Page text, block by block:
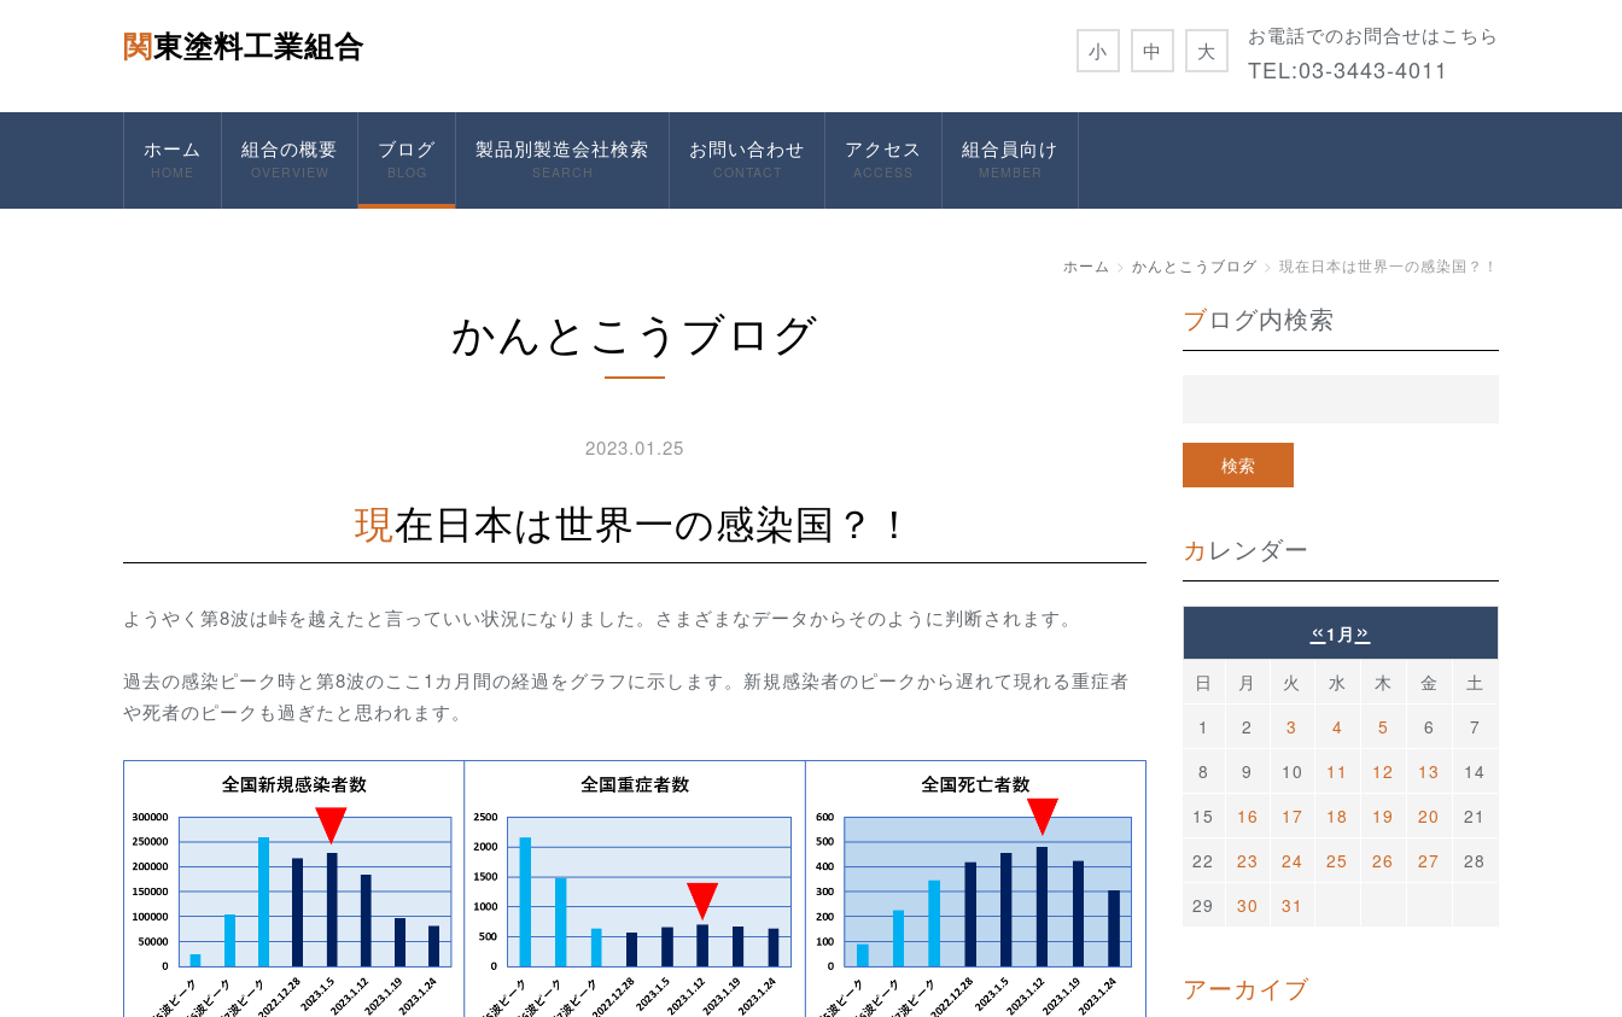
関東塗料工業組合 お電話でのお問合せはこちら
TEL:03-3443-4011
小 中 大
ホーム
HOME
組合の概要
OVERVIEW
ブログ
BLOG
製品別製造会社検索
SEARCH
お問い合わせ
CONTACT
アクセス
ACCESS
組合員向け
MEMBER
ホーム かんとこうブログ 現在日本は世界一の感染国？！
かんとこうブログ
2023.01.25
現在日本は世界一の感染国？！
ようやく第8波は峠を越えたと言っていい状況になりました。さまざまなデータからそのように判断されます。
過去の感染ピーク時と第8波のここ1カ月間の経過をグラフに示します。新規感染者のピークから遅れて現れる重症者
や死者のピークも過ぎたと思われます。
ブログ内検索
カレンダー
« 1月 »
日 月 火 水 木 金
土
1
2 3 4 5 6
7
8
9 10 11 12 13
14
15
16 17 18 19 20
21
22
23 24 25 26 27
28
29
30 31
アーカイブ